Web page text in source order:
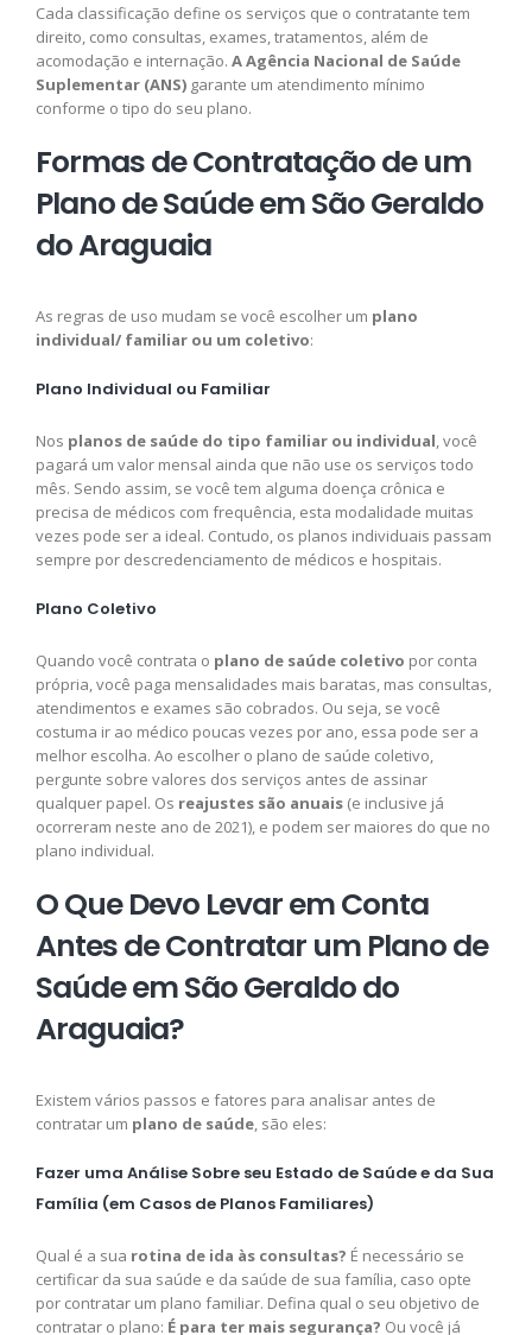
Cada classificação define os serviços que o contratante tem
direito, como consultas, exames, tratamentos, além de
acomodação e internação. A Agência Nacional de Saúde
Suplementar (ANS) garante um atendimento mínimo
conforme o tipo do seu plano.
Formas de Contratação de um
Plano de Saúde em São Geraldo
do Araguaia
As regras de uso mudam se você escolher um plano
individual/ familiar ou um coletivo:
Plano Individual ou Familiar
Nos planos de saúde do tipo familiar ou individual, você
pagará um valor mensal ainda que não use os serviços todo
mês. Sendo assim, se você tem alguma doença crônica e
precisa de médicos com frequência, esta modalidade muitas
vezes pode ser a ideal. Contudo, os planos individuais passam
sempre por descredenciamento de médicos e hospitais.
Plano Coletivo
Quando você contrata o plano de saúde coletivo por conta
própria, você paga mensalidades mais baratas, mas consultas,
atendimentos e exames são cobrados. Ou seja, se você
costuma ir ao médico poucas vezes por ano, essa pode ser a
melhor escolha. Ao escolher o plano de saúde coletivo,
pergunte sobre valores dos serviços antes de assinar
qualquer papel. Os reajustes são anuais (e inclusive já
ocorreram neste ano de 2021), e podem ser maiores do que no
plano individual.
O Que Devo Levar em Conta
Antes de Contratar um Plano de
Saúde em São Geraldo do
Araguaia?
Existem vários passos e fatores para analisar antes de
contratar um plano de saúde, são eles:
Fazer uma Análise Sobre seu Estado de Saúde e da Sua
Família (em Casos de Planos Familiares)
Qual é a sua rotina de ida às consultas? É necessário se
certificar da sua saúde e da saúde de sua família, caso opte
por contratar um plano familiar. Defina qual o seu objetivo de
contratar o plano: É para ter mais segurança? Ou você já